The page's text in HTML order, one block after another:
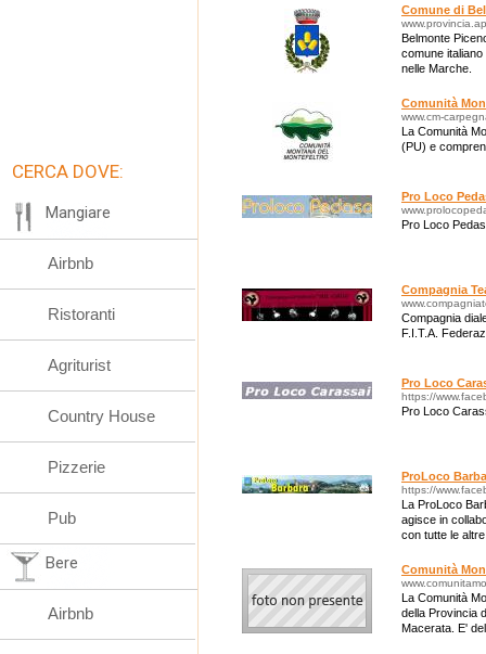
Comune di
Belmonte
comune
nelle Marche.
Comunità
www.cm-
La Comunità
(PU) e
Pro Loco
Pro Loco
Compagnia
Compagnia
F.I.T.A.
Pro Loco
https://
Pro Loco
ProLoco
https://
La ProLoco
agisce in
con tutte le
Comunità
La Comunità
della Provincia
Macerata. E'
CERCA DOVE:
Mangiare
Airbnb
Ristoranti
Agriturist
Country House
Pizzerie
Pub
Bere
Airbnb